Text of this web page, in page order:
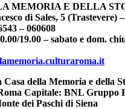
MEMORIA E DELLA
di Sales, 5 (Trastevere)
– 060608
19.00 – sabato e dom.
Casa della Memoria e della
Capitale: BNL Gruppo
dei Paschi di Siena